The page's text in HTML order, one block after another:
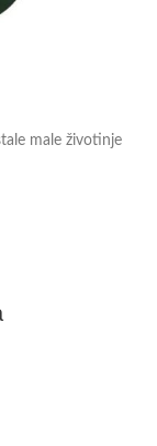
male životinje